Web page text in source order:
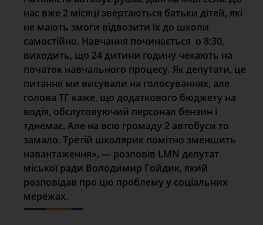
нас вже 2 місяці звертаються батьки дітей, які
не мають змоги відвозити їх до школи
самостійно. Навчання починається о 8:30,
виходить, що 24 дитини годину чекають на
початок навчального процесу. Як депутати, це
питання ми висували на голосуваннях, але
голова ТГ каже, що додаткового бюджету на
водія, обслуговуючий персонал бензин і
тднемає. Але на всю громаду 2 автобуси то
замало. Третій школярик помітно зменшить
навантаження», — розповів LMN депутат
міської ради Володимир Гойдик, який
розповідав про цю проблему у соціальних
мережах.